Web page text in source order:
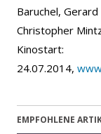
Baruchel,
Christopher
Kinostart:
24.07.2014,
EMPFOHLENE